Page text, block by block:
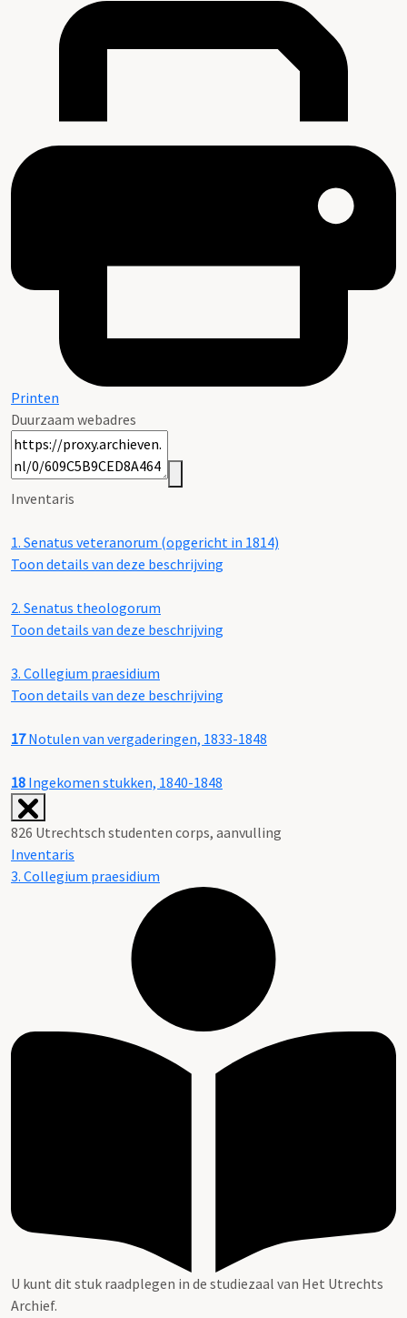
Printen
Duurzaam webadres
Inventaris
1. Senatus veteranorum (opgericht in 1814)
Toon details van deze beschrijving
2. Senatus theologorum
Toon details van deze beschrijving
3. Collegium praesidium
Toon details van deze beschrijving
17Notulen van vergaderingen, 1833-1848
18 Ingekomen stukken, 1840-1848
826 Utrechtsch studenten corps, aanvulling
Inventaris
3. Collegium praesidium
U kunt dit stuk raadplegen in de studiezaal van Het Utrechts
Archief.